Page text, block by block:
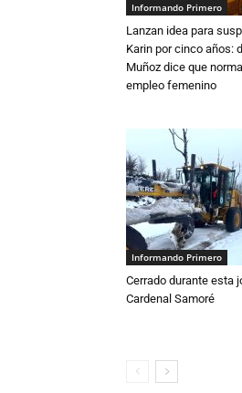
Informando Primero
Lanzan idea para
Karin por cinco años:
Muñoz dice que
empleo femenino
Informando Primero
Cerrado durante esta
Cardenal Samoré